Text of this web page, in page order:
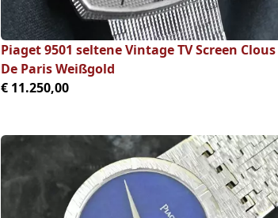
Piaget 9501 seltene Vintage TV Screen Clous
De Paris Weißgold
€ 11.250,00